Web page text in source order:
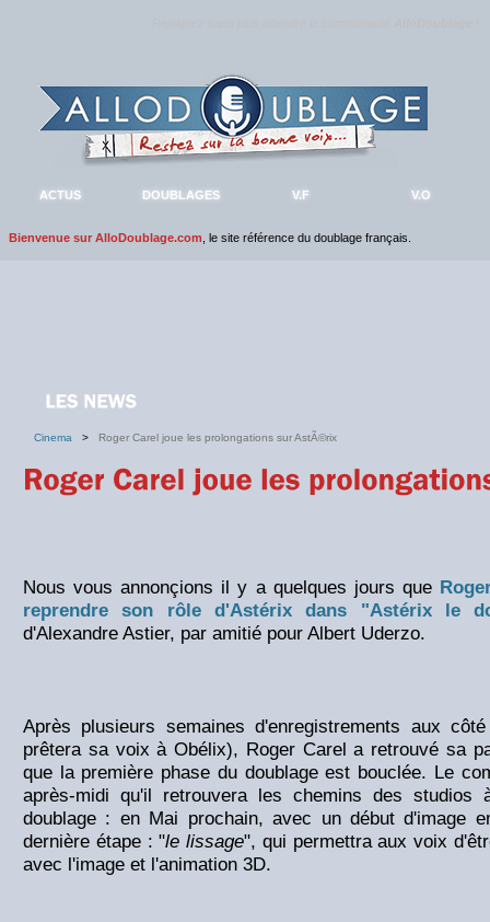
ACTUS DOUBLAGES V.F V.O
Bienvenue sur AlloDoublage.com , le site référence du doublage français.
Cinema > Roger Carel joue les prolongations sur AstÃ©rix
Nous vous annonçions il y a quelques jours que
reprendre son rôle d'Astérix dans "Astérix le
d'Alexandre Astier, par amitié pour Albert Uderzo.
Après plusieurs semaines d'enregistrements aux
prêtera sa voix à Obélix), Roger Carel a retrouvé sa
que la première phase du doublage est bouclée. Le
après-midi qu'il retrouvera les chemins des studios
doublage : en Mai prochain, avec un début d'image
dernière étape : "le lissage", qui permettra aux voix
avec l'image et l'animation 3D.